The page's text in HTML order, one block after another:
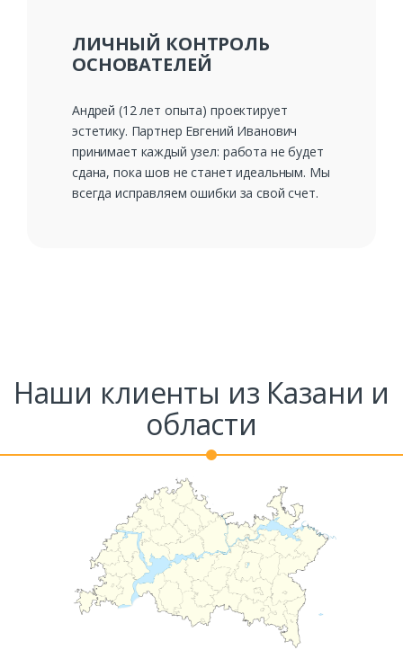
ЛИЧНЫЙ КОНТРОЛЬ
ОСНОВАТЕЛЕЙ
Андрей (12 лет опыта) проектирует
эстетику. Партнер Евгений Иванович
принимает каждый узел: работа не будет
сдана, пока шов не станет идеальным. Мы
всегда исправляем ошибки за свой счет.
Наши клиенты из Казани и
области